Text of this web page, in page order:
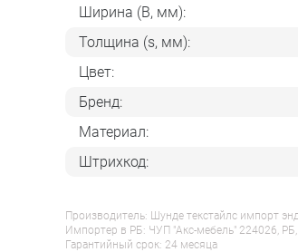
Ширина (B, мм):
Толщина (s, мм):
Цвет:
Бренд:
Материал:
Штрихкод:
Производитель: Шунде текстайлс импорт
Импортер в РБ: ЧУП "Акс-мебель" 224026,
Гарантийный срок: 24 месяца